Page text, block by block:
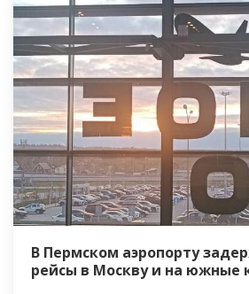
В Пермском аэропорту
рейсы в Москву и на южные